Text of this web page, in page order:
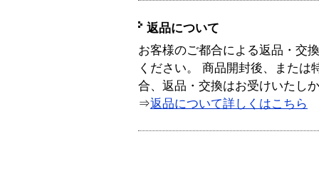
返品について
お客様のご都合による返品・交
ください。 商品開封後、または
合、返品・交換はお受けいたし
⇒返品について詳しくはこちら